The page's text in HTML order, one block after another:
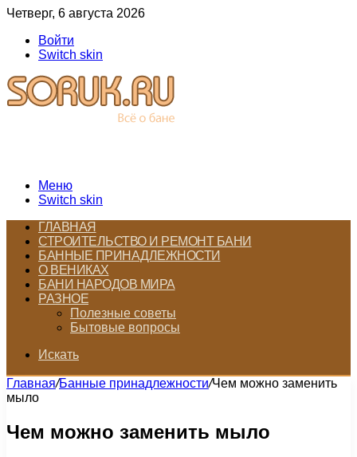
Четверг, 6 августа 2026
Войти
Switch skin
Меню
Switch skin
ГЛАВНАЯ
СТРОИТЕЛЬСТВО И РЕМОНТ БАНИ
БАННЫЕ ПРИНАДЛЕЖНОСТИ
О ВЕНИКАХ
БАНИ НАРОДОВ МИРА
РАЗНОЕ
Полезные советы
Бытовые вопросы
Искать
Главная/Банные принадлежности/Чем можно заменить
мыло
Чем можно заменить мыло